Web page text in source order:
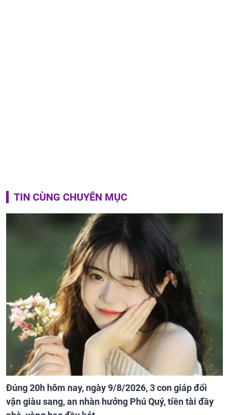
TIN CÙNG CHUYÊN MỤC
Đúng 20h hôm nay, ngày 9/8/2026, 3 con giáp đổi
vận giàu sang, an nhàn hưởng Phú Quý, tiền tài đầy